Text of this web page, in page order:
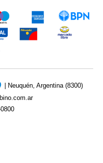
| Neuquén, Argentina (8300)